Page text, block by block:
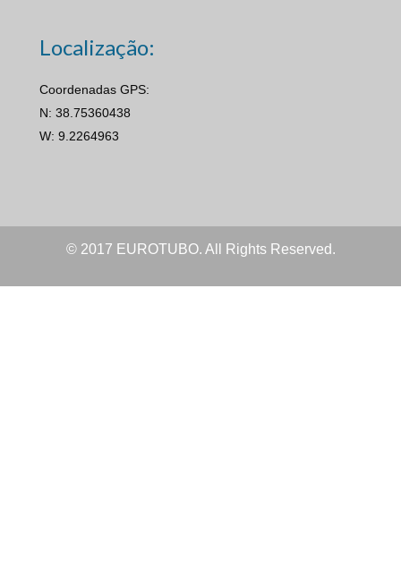
Localização:
Coordenadas GPS:
N: 38.75360438
W: 9.2264963
© 2017 EUROTUBO. All Rights Reserved.